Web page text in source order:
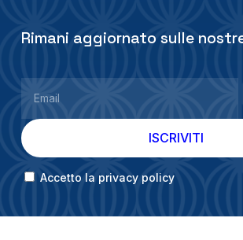
Rimani aggiornato sulle
Accetto la privacy policy